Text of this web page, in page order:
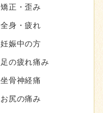
矯正・歪み
全身・疲れ
妊娠中の方
足の疲れ痛み
坐骨神経痛
お尻の痛み